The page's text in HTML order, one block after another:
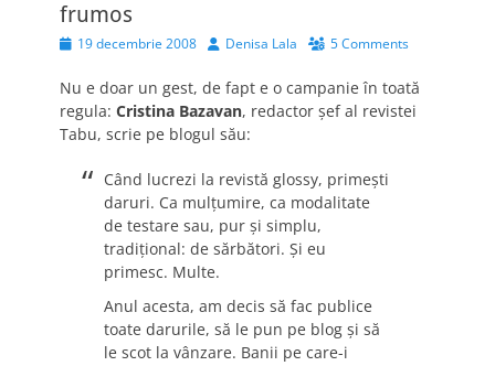
frumos
Posted19 decembrie 2008 AuthorDenisa Lala 5 Comments
Nu e doar un gest, de fapt e o campanie în toată
regula: Cristina Bazavan, redactor şef al revistei
Tabu, scrie pe blogul său:
Când lucrezi la revistă glossy, primeşti
daruri. Ca mulţumire, ca modalitate
de testare sau, pur şi simplu,
tradiţional: de sărbători. Şi eu
primesc. Multe.
Anul acesta, am decis să fac publice
toate darurile, să le pun pe blog şi să
le scot la vânzare. Banii pe care-i